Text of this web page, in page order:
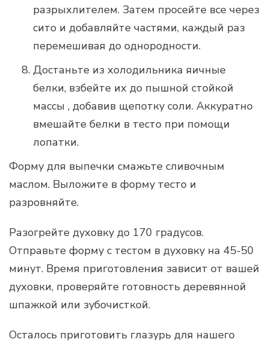
разрыхлителем. Затем просейте все через
сито и добавляйте частями, каждый раз
перемешивая до однородности.
Достаньте из холодильника яичные
белки, взбейте их до пышной стойкой
массы , добавив щепотку соли. Аккуратно
вмешайте белки в тесто при помощи
лопатки.
Форму для выпечки смажьте сливочным
маслом. Выложите в форму тесто и
разровняйте.
Разогрейте духовку до 170 градусов.
Отправьте форму с тестом в духовку на 45-50
минут. Время приготовления зависит от вашей
духовки, проверяйте готовность деревянной
шпажкой или зубочисткой.
Осталось приготовить глазурь для нашего